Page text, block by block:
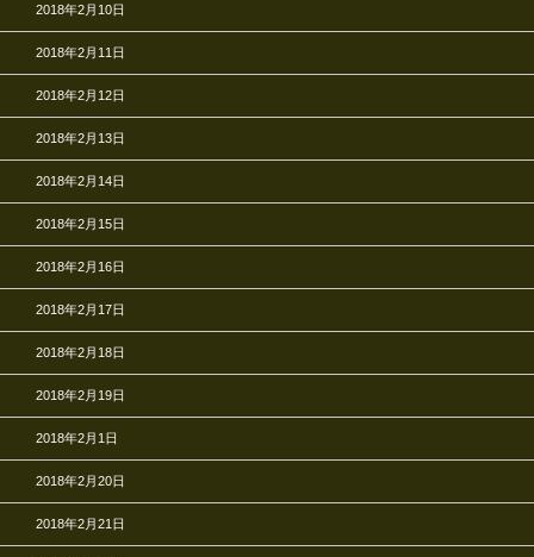
2018年2月10日
2018年2月11日
2018年2月12日
2018年2月13日
2018年2月14日
2018年2月15日
2018年2月16日
2018年2月17日
2018年2月18日
2018年2月19日
2018年2月1日
2018年2月20日
2018年2月21日